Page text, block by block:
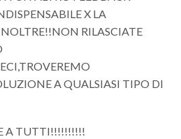
X LA
RILASCIATE
A QUALSIASI TIPO DI
A TUTTI!!!!!!!!!!